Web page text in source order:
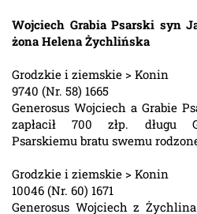
Wojciech Grabia Psarski syn
żona Helena Żychlińska
Grodzkie i ziemskie > Konin
9740 (Nr. 58) 1665
Generosus Wojciech a Grabie
zapłacił 700 złp. długu
Psarskiemu bratu swemu
Grodzkie i ziemskie > Konin
10046 (Nr. 60) 1671
Generosus Wojciech z